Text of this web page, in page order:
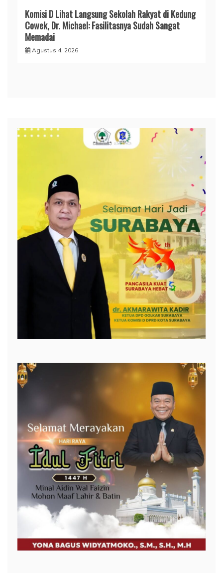
Komisi D Lihat Langsung Sekolah Rakyat di Kedung
Cowek, Dr. Michael: Fasilitasnya Sudah Sangat
Memadai
Agustus 4, 2026